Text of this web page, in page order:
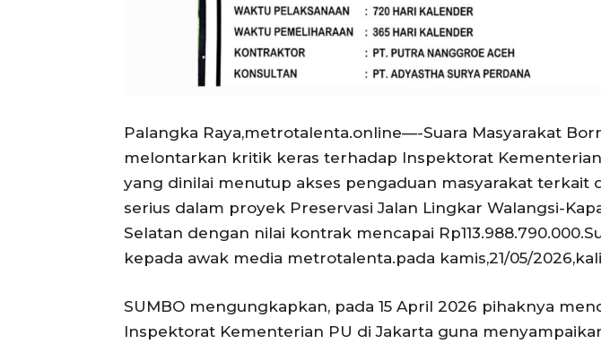
Palangka Raya,metrotalenta.online—-Suara Masyarakat
melontarkan kritik keras terhadap Inspektorat
yang dinilai menutup akses pengaduan masyarakat terkait
serius dalam proyek Preservasi Jalan Lingkar Walangsi-
Selatan dengan nilai kontrak mencapai
kepada awak media metrotalenta.pada kamis,21/05/
SUMBO mengungkapkan, pada 15 April 2026 pihaknya
Inspektorat Kementerian PU di Jakarta guna